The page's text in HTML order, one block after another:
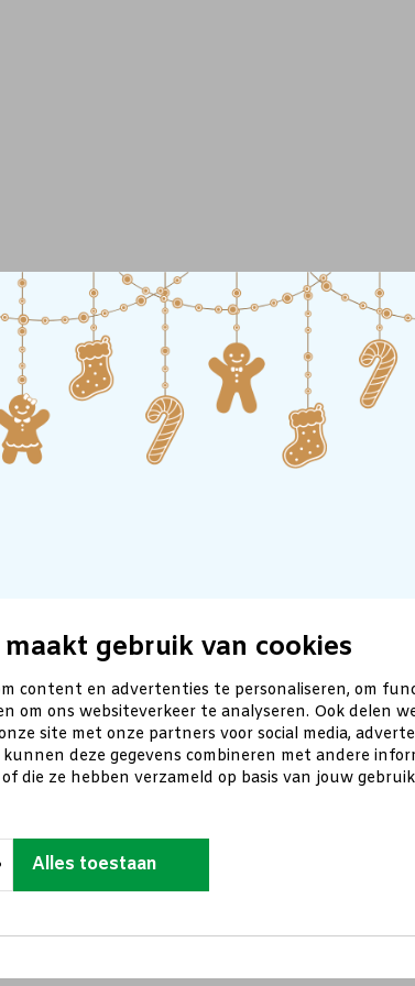
gebruik van cookies
content en advertenties te personaliseren, om
om ons websiteverkeer te analyseren. Ook delen
site met onze partners voor social media,
deze gegevens combineren met andere
die ze hebben verzameld op basis van jouw
Alles toestaan